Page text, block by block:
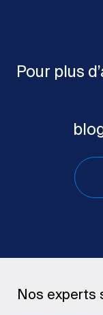
Pour plus
Nos experts